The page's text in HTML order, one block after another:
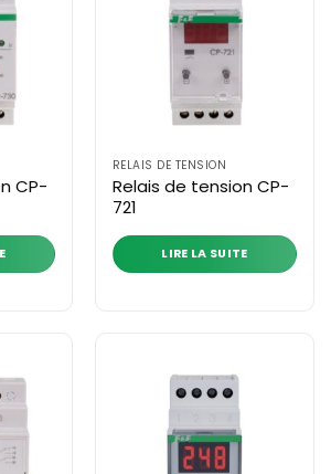
CP-
RELAIS DE TENSION
Relais de tension CP-
721
LIRE LA SUITE